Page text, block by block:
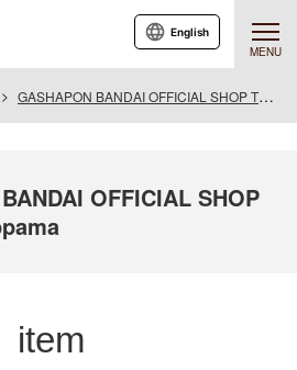
MENU
English
GASHAPON BANDAI OFFICIAL SHOP TSUTAYA Oppama
OFFICIAL SHOP
item